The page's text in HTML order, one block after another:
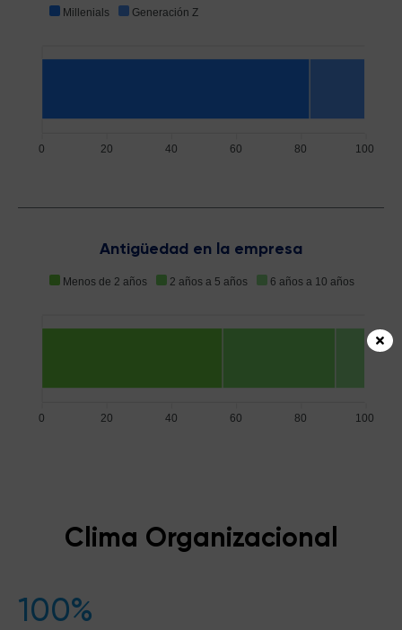
Millenials Generación Z
100
80
60
40
20
0
Antigüedad en la empresa
Menos de 2 años 2 años a 5 años 6 años a 10 años
100
80
60
40
20
0
Clima Organizacional
100%